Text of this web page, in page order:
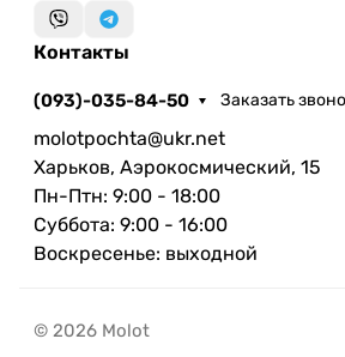
Контакты
(093)-035-84-50 Заказать
molotpochta@ukr.net
Харьков, Аэрокосмический, 15
Пн-Птн: 9:00 - 18:00
Суббота: 9:00 - 16:00
Воскресенье: выходной
© 2026 Molot